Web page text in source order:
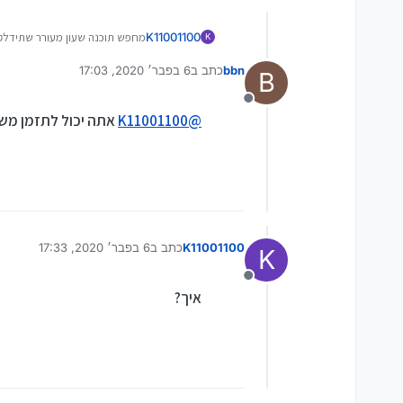
K
K11001100מחפש תוכנה שעון מעורר שתידלק על הבוקר עם שיר שאבחר
B
מנותק
bbnכתב ב6 בפבר׳ 2020, 17:03
נערך לאחרונה על ידי
@
K11001100אתה יכול לתזמן
K
מנותק
K11001100כתב ב6 בפבר׳ 2020, 17:33
נערך לאחרונה על ידי
איך?